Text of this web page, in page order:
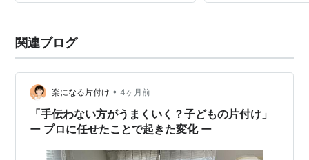
関連ブログ
楽になる片付け • 4ヶ月前
「手伝わない方がうまくいく？子どもの片付け」
ー プロに任せたことで起きた変化 ー